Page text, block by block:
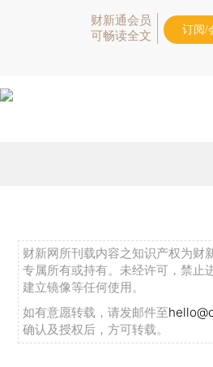
财新通会员
可畅读全文
订阅/
财新网所刊载内容之知识产权为财
专属所有或持有。未经许可，禁止
建立镜像等任何使用。
如有意愿转载，请发邮件至
确认及授权后，方可转载。